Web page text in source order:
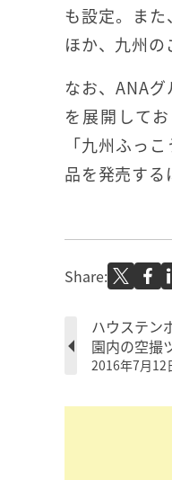
も設定。ま
ほか、九州の
なお、ANA
を展開して
「九州ふっ
品を発売する
Share:
ハウステン
園内の空撮
2016年7月12